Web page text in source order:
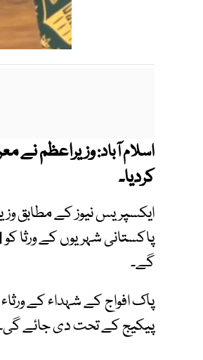
اسلام آباد:وزیراعظم نے
کردیا۔
ایکسپریس نیوز کے مطابق
گے۔
پیکیج کے تحت دی جائے